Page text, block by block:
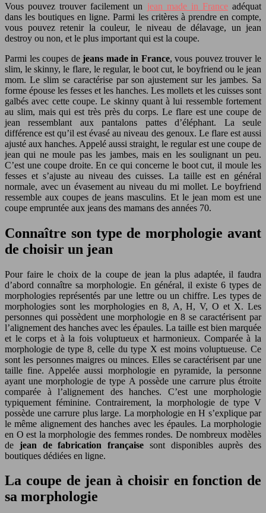
Vous pouvez trouver facilement un jean made in Franceadéquat
dans les boutiques en ligne. Parmi les critères à prendre en compte,
vous pouvez retenir la couleur, le niveau de délavage, un jean
destroy ou non, et le plus important qui est la coupe.
Parmi les coupes dejeans made in France, vous pouvez trouver le
slim, le skinny, le flare, le regular, le boot cut, le boyfriend ou le jean
mom. Le slim se caractérise par son ajustement sur les jambes. Sa
forme épouse les fesses et les hanches. Les mollets et les cuisses sont
galbés avec cette coupe. Le skinny quant à lui ressemble fortement
au slim, mais qui est très près du corps. Le flare est une coupe de
jean ressemblant aux pantalons pattes d’éléphant. La seule
différence est qu’il est évasé au niveau des genoux. Le flare est aussi
ajusté aux hanches. Appelé aussi straight, le regular est une coupe de
jean qui ne moule pas les jambes, mais en les soulignant un peu.
C’est une coupe droite. En ce qui concerne le boot cut, il moule les
fesses et s’ajuste au niveau des cuisses. La taille est en général
normale, avec un évasement au niveau du mi mollet. Le boyfriend
ressemble aux coupes de jeans masculins. Et le jean mom est une
coupe empruntée aux jeans des mamans des années 70.
Connaître son type de morphologie avant
de choisir un jean
Pour faire le choix de la coupe de jean la plus adaptée, il faudra
d’abord connaître sa morphologie. En général, il existe 6 types de
morphologies représentés par une lettre ou un chiffre. Les types de
morphologies sont les morphologies en 8, A, H, V, O et X. Les
personnes qui possèdent une morphologie en 8 se caractérisent par
l’alignement des hanches avec les épaules. La taille est bien marquée
et le corps et à la fois voluptueux et harmonieux. Comparée à la
morphologie de type 8, celle du type X est moins voluptueuse. Ce
sont les personnes maigres ou minces. Elles se caractérisent par une
taille fine. Appelée aussi morphologie en pyramide, la personne
ayant une morphologie de type A possède une carrure plus étroite
comparée à l’alignement des hanches. C’est une morphologie
typiquement féminine. Contrairement, la morphologie de type V
possède une carrure plus large. La morphologie en H s’explique par
le même alignement des hanches avec les épaules. La morphologie
en O est la morphologie des femmes rondes. De nombreux modèles
de jean de fabrication française sont disponibles auprès des
boutiques dédiées en ligne.
La coupe de jean à choisir en fonction de
sa morphologie